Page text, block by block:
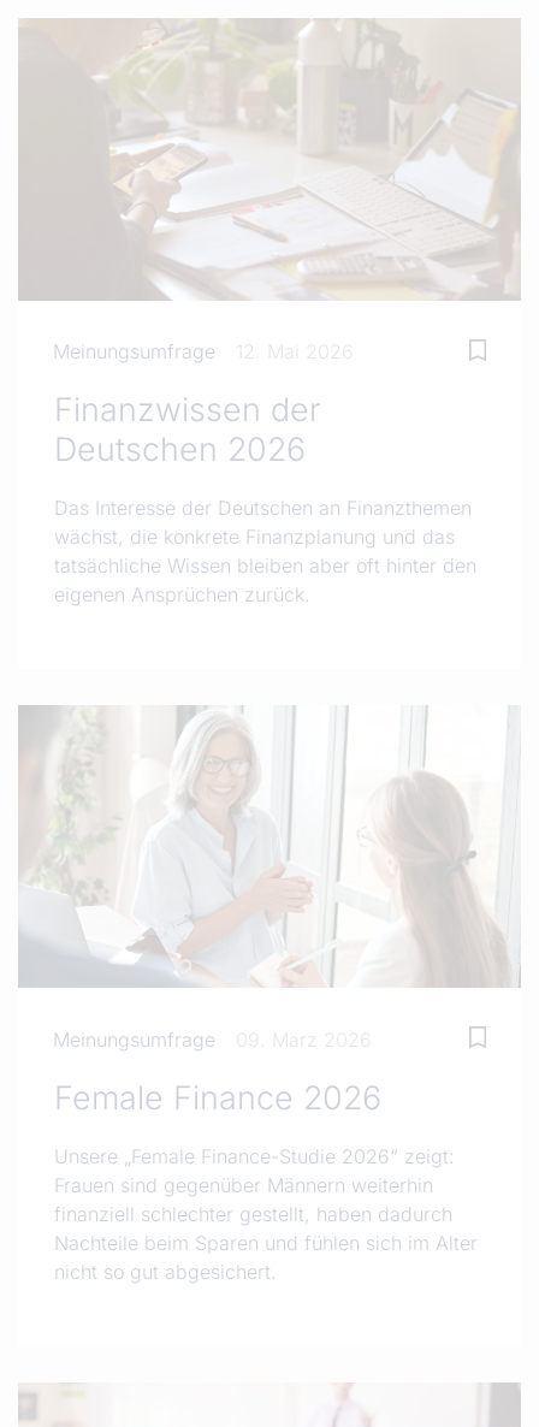
Meinungsumfrage 12. Mai 2026
Finanzwissen der
Deutschen 2026
Das Interesse der Deutschen an Finanzthemen
wächst, die konkrete Finanzplanung und das
tatsächliche Wissen bleiben aber oft hinter den
eigenen Ansprüchen zurück.
Meinungsumfrage 09. März 2026
Female Finance 2026
Unsere „Female Finance-Studie 2026“ zeigt:
Frauen sind gegenüber Männern weiterhin
finanziell schlechter gestellt, haben dadurch
Nachteile beim Sparen und fühlen sich im Alter
nicht so gut abgesichert.